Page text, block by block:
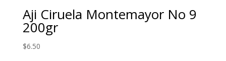
Aji Ciruela Montemayor No 9
200gr
$6.50